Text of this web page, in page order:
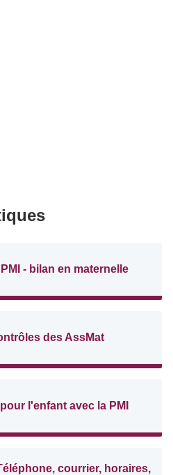
- bilan en maternelle
des AssMat
l'enfant avec la PMI
courrier, horaires,